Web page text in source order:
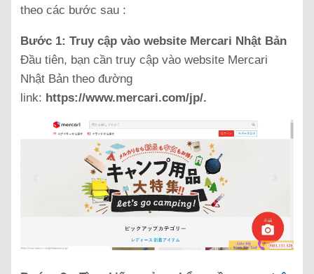
theo các bước sau :
Bước 1: Truy cập vào website Mercari Nhật Bản
Đầu tiên, bạn cần truy cập vào website Mercari
Nhật Bản theo đường
link: https://www.mercari.com/jp/.